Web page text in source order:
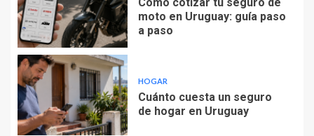
moto en Uruguay: guía paso
a paso
HOGAR
Cuánto cuesta un seguro
de hogar en Uruguay